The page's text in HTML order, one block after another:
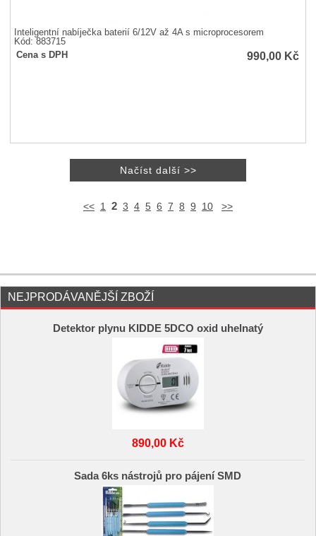
Inteligentní nabíječka baterií 6/12V až 4A s microprocesorem
Kód: 883715
Cena s DPH
990,00 Kč
<< 1 2 3 4 5 6 7 8 9 10 >>
NEJPRODÁVANĚJŠÍ ZBOŽÍ
Detektor plynu KIDDE 5DCO oxid uhelnatý
890,00 Kč
Sada 6ks nástrojů pro pájení SMD